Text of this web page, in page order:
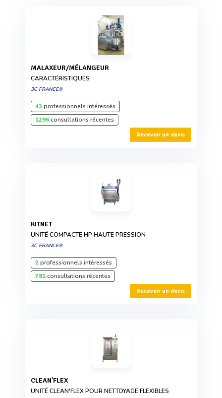
MALAXEUR/MÉLANGEUR
CARACTÉRISTIQUES
3C FRANCE®
43 professionnels intéressés
1296consultations récentes
Recevoir un devis
KITNET
UNITÉ COMPACTE HP HAUTE PRESSION
3C FRANCE®
2professionnels intéressés
781consultations récentes
Recevoir un devis
CLEAN'FLEX
UNITÉ CLEAN'FLEX POUR NETTOYAGE FLEXIBLES